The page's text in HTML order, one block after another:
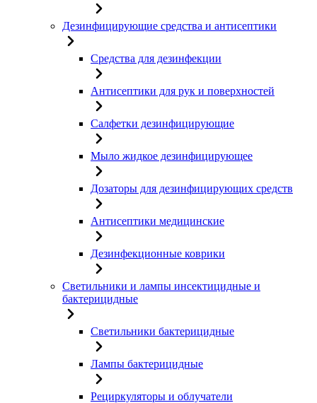
Дезинфицирующие средства и антисептики
Средства для дезинфекции
Антисептики для рук и поверхностей
Салфетки дезинфицирующие
Мыло жидкое дезинфицирующее
Дозаторы для дезинфицирующих средств
Антисептики медицинские
Дезинфекционные коврики
Светильники и лампы инсектицидные и
бактерицидные
Светильники бактерицидные
Лампы бактерицидные
Рециркуляторы и облучатели